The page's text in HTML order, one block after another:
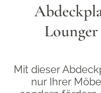
Mit dieser
nur Ihrer